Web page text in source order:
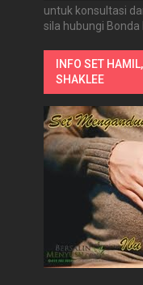
untuk konsultasi
sila hubungi
INFO SET
SHAKLEE